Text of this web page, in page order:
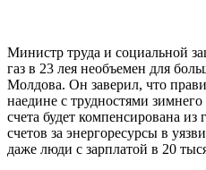
Министр труда и социальной
газ в 23 лея необъемен для
Молдова. Он заверил, что
наедине с трудно­стями
счета будет компенсирована
счетов за энергоресур­сы в
даже люди с зарплатой в 20